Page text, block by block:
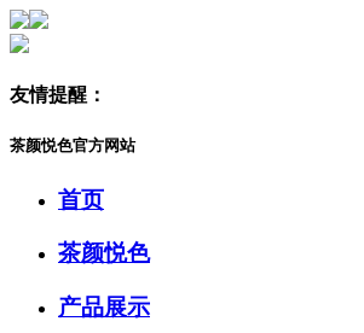
友情提醒：
茶颜悦色官方网站
首页
茶颜悦色
产品展示